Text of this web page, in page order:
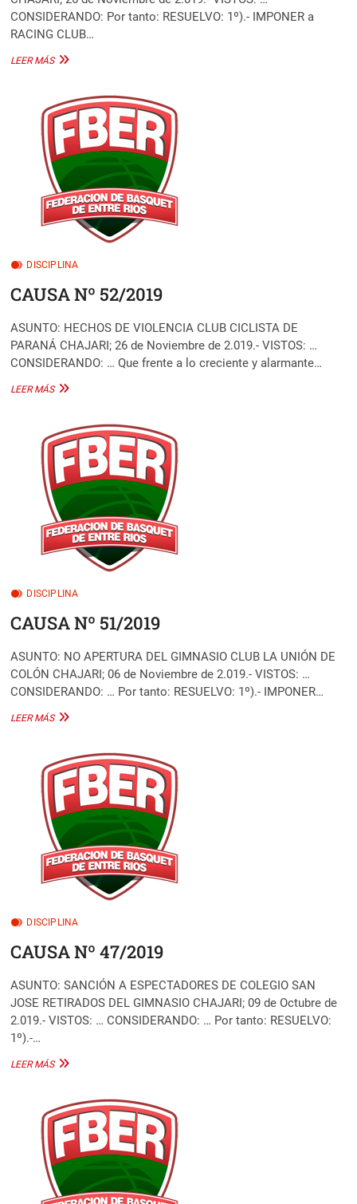
CONSIDERANDO: Por tanto: RESUELVO: 1º).- IMPONER a
RACING CLUB…
LEER MÁSCAUSA
DISCIPLINA
CAUSA Nº 52/2019
ASUNTO: HECHOS DE VIOLENCIA CLUB CICLISTA DE
PARANÁ CHAJARI; 26 de Noviembre de 2.019.- VISTOS: …
CONSIDERANDO: … Que frente a lo creciente y alarmante…
LEER MÁSCAUSA
DISCIPLINA
CAUSA Nº 51/2019
ASUNTO: NO APERTURA DEL GIMNASIO CLUB LA UNIÓN DE
COLÓN CHAJARI; 06 de Noviembre de 2.019.- VISTOS: …
CONSIDERANDO: … Por tanto: RESUELVO: 1º).- IMPONER…
LEER MÁSCAUSA
DISCIPLINA
CAUSA Nº 47/2019
ASUNTO: SANCIÓN A ESPECTADORES DE COLEGIO SAN
JOSE RETIRADOS DEL GIMNASIO CHAJARI; 09 de Octubre de
2.019.- VISTOS: … CONSIDERANDO: … Por tanto: RESUELVO:
1º).-…
LEER MÁSCAUSA